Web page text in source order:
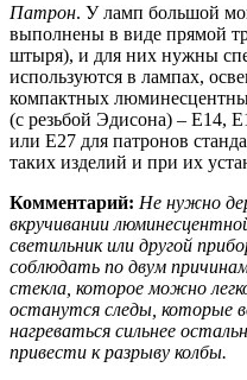
Патрон. У ламп большой
выполнены в виде прямой
штыря), и для них нужны
используются в лампах,
компактных
(с резьбой Эдисона) – Е14,
или Е27 для патронов
таких изделий и при их
Комментарий: Не нужно
вкручивании
светильник или другой
соблюдать по двум
стекла, которое можно
останутся следы, которые
нагреваться сильнее
привести к разрыву колбы.